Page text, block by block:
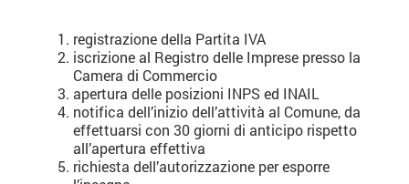
registrazione della Partita IVA
iscrizione al Registro delle Imprese presso la
Camera di Commercio
apertura delle posizioni INPS ed INAIL
notifica dell’inizio dell’attività al Comune, da
effettuarsi con 30 giorni di anticipo rispetto
all’apertura effettiva
richiesta dell’autorizzazione per esporre